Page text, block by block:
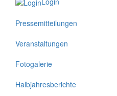
Pressemitteilungen
Veranstaltungen
Fotogalerie
Halbjahresberichte